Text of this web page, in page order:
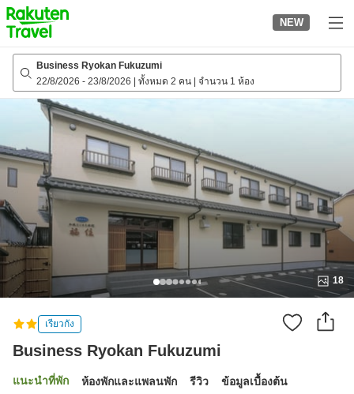
to
top
page
NEW
Business Ryokan Fukuzumi
22/8/2026 - 23/8/2026 ทั้งหมด 2 คน จำนวน 1 ห้อง
18
เรียวกัง
Business Ryokan Fukuzumi
แนะนำที่พัก ห้องพักและแพลนพัก รีวิว ข้อมูลเบื้องต้น